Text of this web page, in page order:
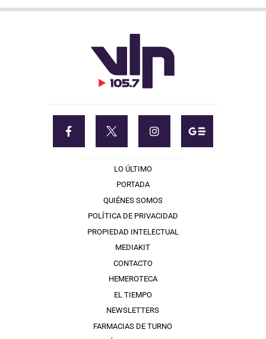
LO ÚLTIMO
PORTADA
QUIÉNES SOMOS
POLÍTICA DE PRIVACIDAD
PROPIEDAD INTELECTUAL
MEDIAKIT
CONTACTO
HEMEROTECA
EL TIEMPO
NEWSLETTERS
FARMACIAS DE TURNO